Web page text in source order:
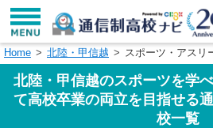
学校名で探す
Home 北陸・甲信越 スポーツ・アスリ
北陸・甲信越のスポーツを学
て高校卒業の両立を目指せる
校一覧